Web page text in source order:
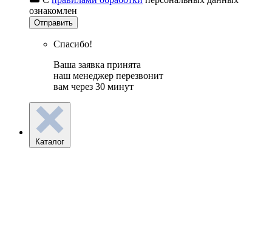
ознакомлен
Отправить
Спасибо!
Ваша заявка принята
наш менеджер перезвонит
вам через 30 минут
Каталог